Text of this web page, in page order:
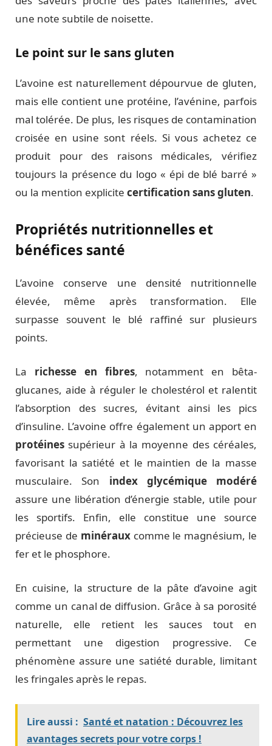
une note subtile de noisette.
Le point sur le sans gluten
L’avoine est naturellement dépourvue de gluten,
mais elle contient une protéine, l’avénine, parfois
mal tolérée. De plus, les risques de contamination
croisée en usine sont réels. Si vous achetez ce
produit pour des raisons médicales, vérifiez
toujours la présence du logo « épi de blé barré »
ou la mention explicite certification sans gluten.
Propriétés nutritionnelles et
bénéfices santé
L’avoine conserve une densité nutritionnelle
élevée, même après transformation. Elle
surpasse souvent le blé raffiné sur plusieurs
points.
La richesse en fibres, notamment en bêta-
glucanes, aide à réguler le cholestérol et ralentit
l’absorption des sucres, évitant ainsi les pics
d’insuline. L’avoine offre également un apport en
protéines supérieur à la moyenne des céréales,
favorisant la satiété et le maintien de la masse
musculaire. Son index glycémique modéré
assure une libération d’énergie stable, utile pour
les sportifs. Enfin, elle constitue une source
précieuse de minérauxcomme le magnésium, le
fer et le phosphore.
En cuisine, la structure de la pâte d’avoine agit
comme un canal de diffusion. Grâce à sa porosité
naturelle, elle retient les sauces tout en
permettant une digestion progressive. Ce
phénomène assure une satiété durable, limitant
les fringales après le repas.
Lire aussi : Santé et natation : Découvrez les
avantages secrets pour votre corps !